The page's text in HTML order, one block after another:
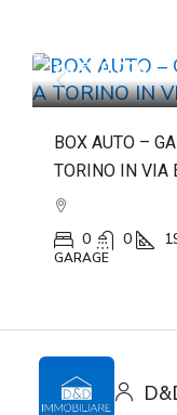
da€20.000
BOX AUTO –
TORINO IN VIA
0 0
GARAGE